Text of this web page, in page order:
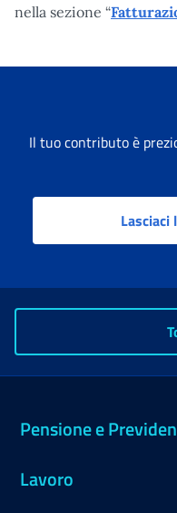
nella sezione “
Il tuo contributo è
Pensione e
Lavoro